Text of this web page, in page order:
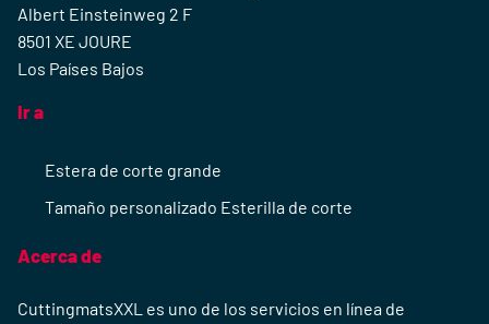
Albert Einsteinweg 2 F
8501 XE JOURE
Los Países Bajos
Ir a
Estera de corte grande
Tamaño personalizado Esterilla de corte
Acerca de
CuttingmatsXXL es uno de los servicios en línea de